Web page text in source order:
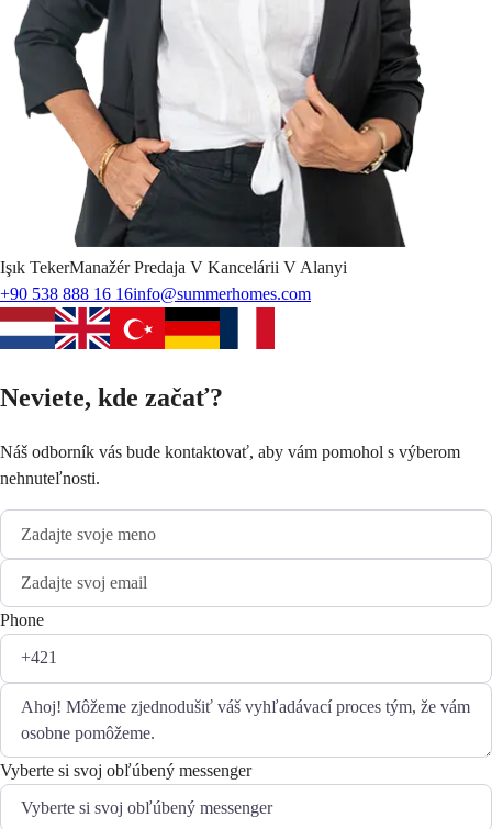
Işık TekerManažér Predaja V Kancelárii V Alanyi
+90 538 888 16 16info@summerhomes.com
Neviete, kde začať?
Náš odborník vás bude kontaktovať, aby vám pomohol s výberom
nehnuteľnosti.
Phone
Vyberte si svoj obľúbený messenger